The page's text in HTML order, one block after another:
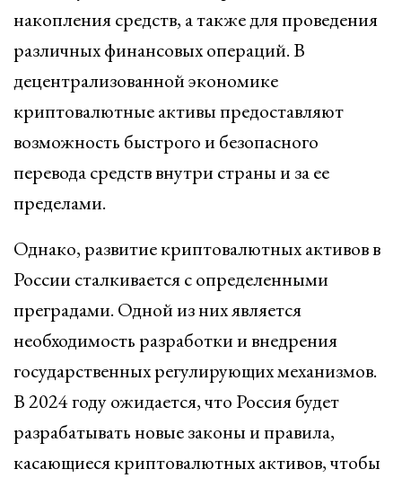
накопления средств, а также для проведения
различных финансовых операций. В
децентрализованной экономике
криптовалютные активы предоставляют
возможность быстрого и безопасного
перевода средств внутри страны и за ее
пределами.
Однако, развитие криптовалютных активов в
России сталкивается с определенными
преградами. Одной из них является
необходимость разработки и внедрения
государственных регулирующих механизмов.
В 2024 году ожидается, что Россия будет
разрабатывать новые законы и правила,
касающиеся криптовалютных активов, чтобы